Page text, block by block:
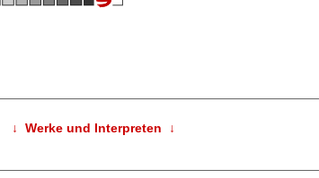
↓ Werke und Interpreten ↓